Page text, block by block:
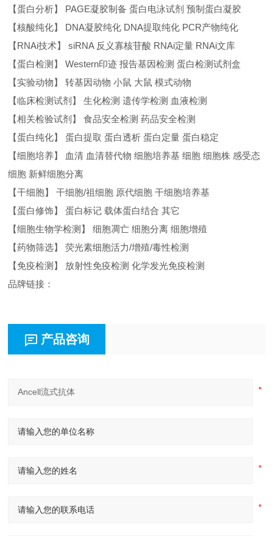
【蛋白分析】 PAGE凝胶制备 蛋白电泳试剂 预制蛋白凝胶
【核酸纯化】 DNA凝胶纯化 DNA提取纯化 PCR产物纯化
【RNAi技术】 siRNA 反义寡核苷酸 RNAi定量 RNAi文库
【蛋白检测】 Western印迹 报告基因检测 蛋白检测试剂盒
【实验动物】 转基因动物 小鼠 大鼠 模式动物
【临床检测试剂】 生化检测 遗传学检测 血液检测
【相关检验试剂】 食品安全检测 药品安全检测
【蛋白纯化】 蛋白提取 蛋白透析 蛋白定量 蛋白稳定
【细胞培养】 血清 血清替代物 细胞培养基 细胞 细胞株 感受态
细胞 新鲜细胞分离
【干细胞】 干细胞/祖细胞 原代细胞 干细胞培养基
【蛋白修饰】 蛋白标记 载体蛋白结合 其它
【细胞生物学检测】 细胞凋亡 细胞分离 细胞增殖
【药物筛选】 荧光素细胞活力/增殖/毒性检测
【免疫检测】 放射性免疫检测 化学发光免疫检测
品牌链接：
产品咨询